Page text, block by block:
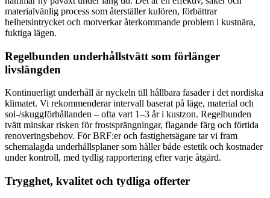
materialvänlig process som återställer kulören, förbättrar
helhetsintrycket och motverkar återkommande problem i kustnära,
fuktiga lägen.
Regelbunden underhållstvätt som förlänger
livslängden
Kontinuerligt underhåll är nyckeln till hållbara fasader i det nordiska
klimatet. Vi rekommenderar intervall baserat på läge, material och
sol-/skuggförhållanden – ofta vart 1–3 år i kustzon. Regelbunden
tvätt minskar risken för frostsprängningar, flagande färg och förtida
renoveringsbehov. För BRF:er och fastighetsägare tar vi fram
schemalagda underhållsplaner som håller både estetik och kostnader
under kontroll, med tydlig rapportering efter varje åtgärd.
Trygghet, kvalitet och tydliga offerter